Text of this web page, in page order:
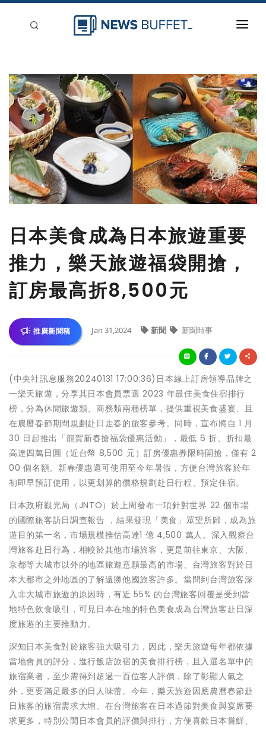
新聞稿分類
登入
刊登
日本美食成為日本旅遊重要
推力，樂天旅遊福袋開搶，
訂房最高折8,500元
推廣新聞稿 Jan 31,2024 新聞 新聞時事
(中央社訊息服務20240131 17:00:36)日本線上訂房領導品牌之
一樂天旅遊，分享其日本會員票選 2023 年最佳美食住宿排行
榜，分為休閒旅遊類、商務類兩種榜單，提供重視美食盛宴、且
在農曆春節期間規劃赴日走春的旅客參考。同時，宣布將自 1 月
30 日起推出「龍賀新春搶福袋優惠活動」，最低 6 折、折扣最
高達四萬日圓（近台幣 8,500 元）訂房優惠券限時開搶，僅有 2
00 個名額。新春優惠還可使用至今年暑假，方便台灣旅客於年
初即早預訂使用，以更划算的價格規劃赴日行程、預定住宿。
日本政府觀光局（JNTO）於上周發布一項針對世界 22 個市場
的國際旅客訪日調查報告 ，結果發現「美食」眾望所歸，成為旅
遊目的第一名，市場規模推估高達1 億 4,500 萬人。深入觀察台
灣旅客赴日行為，相較於其他市場旅客，更是前往東京、大阪、
京都等大城市以外的地區旅遊意願最高的市場、台灣旅客對於日
本大都市之外地區的了解遠勝他國旅客許多。當問到台灣旅客深
入非大城市旅遊的原因時，有近 55% 的台灣旅客回覆是受到當
地特色飲食吸引，可見日本在地的特色美食成為台灣旅客赴日深
度旅遊的主要推動力。
深知日本美食對於旅客強大吸引力，因此，樂天旅遊每年都依據
當地會員的評分，進行飯店旅宿的美食排行榜，且入選名單中的
旅宿業者，至少需得到超過一百位客人評價，除了彰顯人氣之
外，更要滿足最多的日人味蕾。今年，樂天旅遊因應農曆春節赴
日旅客的旅宿需求大增、在台灣旅客在日本過節對美食與宴席要
求更多，特別公開日本會員的評價與排行，方便喜歡日本嘗鮮、